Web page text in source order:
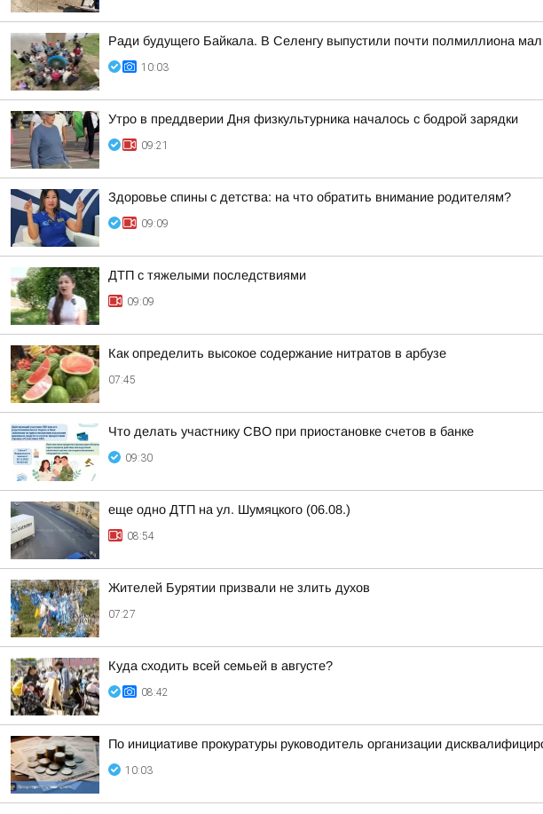
Ради будущего Байкала. В Селенгу выпустили почти полмиллиона
10:03
Утро в преддверии Дня физкультурника началось с бодрой зарядки
09:21
Здоровье спины с детства: на что обратить внимание родителям?
09:09
ДТП с тяжелыми последствиями
09:09
Как определить высокое содержание нитратов в арбузе
07:45
Что делать участнику СВО при приостановке счетов в банке
09:30
еще одно ДТП на ул. Шумяцкого (06.08.)
08:54
Жителей Бурятии призвали не злить духов
07:27
Куда сходить всей семьей в августе?
08:42
По инициативе прокуратуры руководитель организации
10:03